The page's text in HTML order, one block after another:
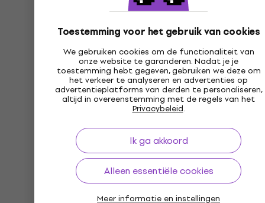
Toestemming voor het gebruik van cookies
We gebruiken cookies om de functionaliteit van
onze website te garanderen. Nadat je je
toestemming hebt gegeven, gebruiken we deze om
het verkeer te analyseren en advertenties op
advertentieplatforms van derden te personaliseren,
altijd in overeenstemming met de regels van het
Privacybeleid.
Ik ga akkoord
Alleen essentiële cookies
Meer informatie en instellingen